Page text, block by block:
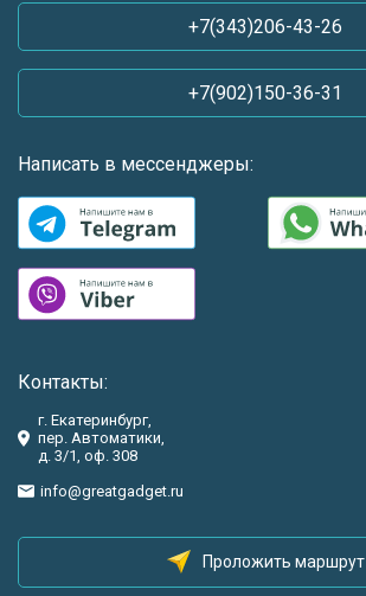
+7(343)206-43-26
+7(902)150-36-31
Написать в мессенджеры:
Контакты:
г. Екатеринбург,
пер. Автоматики,
д. 3/1, оф. 308
info@greatgadget.ru
Проложить маршрут